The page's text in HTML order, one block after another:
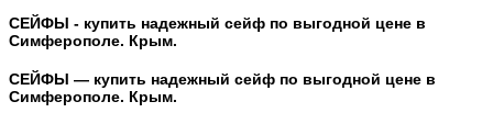
СЕЙФЫ - купить надежный сейф по выгодной цене в
Симферополе. Крым.
СЕЙФЫ — купить надежный сейф по выгодной цене в
Симферополе. Крым.